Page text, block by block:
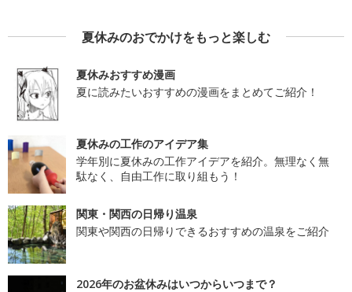
夏休みのおでかけをもっと楽しむ
夏休みおすすめ漫画
夏に読みたいおすすめの漫画をまとめてご紹介！
夏休みの工作のアイデア集
学年別に夏休みの工作アイデアを紹介。無理なく無
駄なく、自由工作に取り組もう！
関東・関西の日帰り温泉
関東や関西の日帰りできるおすすめの温泉をご紹介
2026年のお盆休みはいつからいつまで？